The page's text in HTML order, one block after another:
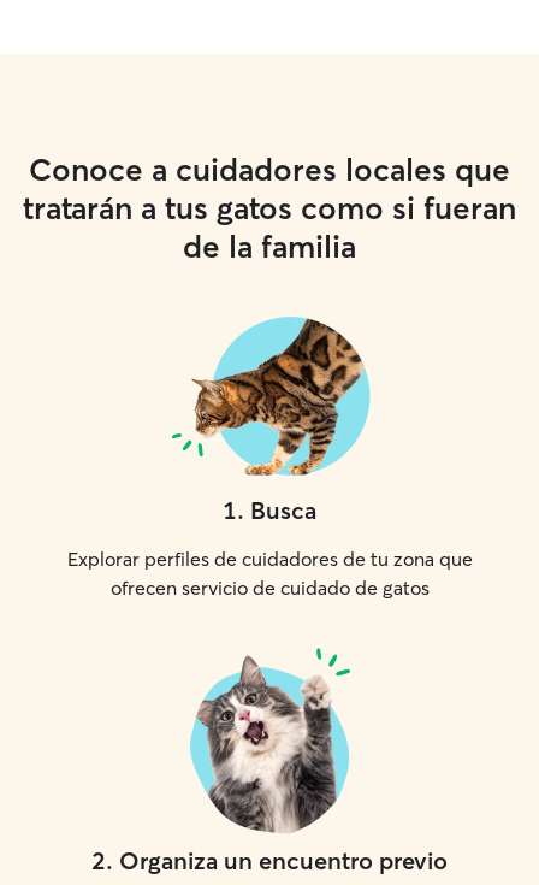
Conoce a cuidadores locales que
tratarán a tus gatos como si fueran
de la familia
1. Busca
Explorar perfiles de cuidadores de tu zona que
ofrecen servicio de cuidado de gatos
2. Organiza un encuentro previo